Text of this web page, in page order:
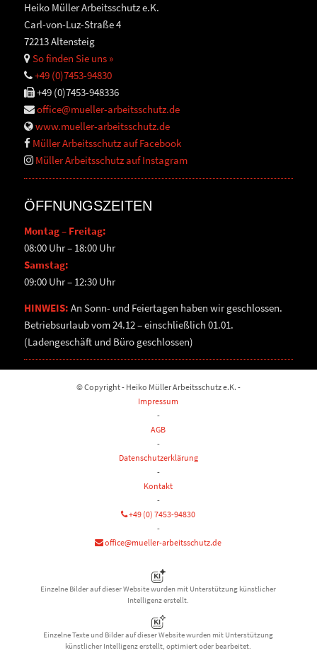
Heiko Müller Arbeitsschutz e.K.
Carl-von-Luz-Straße 4
72213 Altensteig
So finden Sie uns »
+49 (0)7453-94830
+49 (0)7453-948336
office@mueller-arbeitsschutz.de
www.mueller-arbeitsschutz.de
Müller Arbeitsschutz auf Facebook
Müller Arbeitsschutz auf Instagram
ÖFFNUNGSZEITEN
Montag – Freitag:
08:00 Uhr – 18:00 Uhr
Samstag:
09:00 Uhr – 12:30 Uhr
HINWEIS: An Sonn- und Feiertagen haben wir geschlossen.
Betriebsurlaub vom 24.12 – einschließlich 01.01.
(Ladengeschäft und Büro geschlossen)
© Copyright - Heiko Müller Arbeitsschutz e.K. -
Impressum
-
AGB
-
Datenschutzerklärung
-
Kontakt
-
+49 (0) 7453-94830
-
office@mueller-arbeitsschutz.de
Einzelne Bilder auf dieser Website wurden mit Unterstützung künstlicher
Intelligenz erstellt.
Einzelne Texte und Bilder auf dieser Website wurden mit Unterstützung
künstlicher Intelligenz erstellt, optimiert oder bearbeitet.